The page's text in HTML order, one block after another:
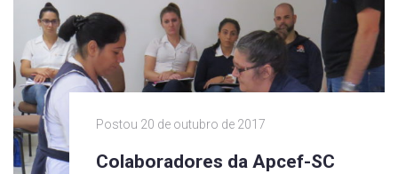
Postou 20 de outubro de 2017
Colaboradores da Apcef-SC